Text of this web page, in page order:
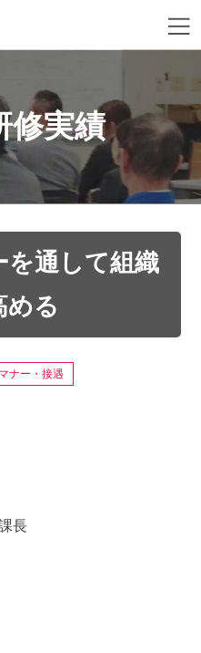
修実績
を通して組織
める
マナー・接遇
長